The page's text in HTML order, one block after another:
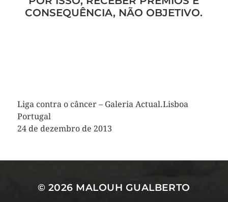
CONSEQUÊNCIA, NÃO OBJETIVO.
Liga contra o câncer – Galeria Actual.Lisboa
Portugal
24 de dezembro de 2013
© 2026 MALOUH GUALBERTO